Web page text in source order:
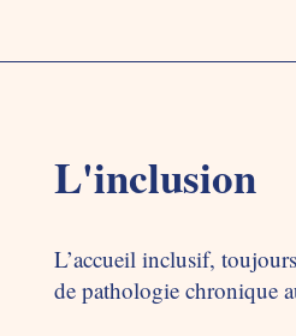
L'inclusion
L’accueil inclusif,
de pathologie chronique